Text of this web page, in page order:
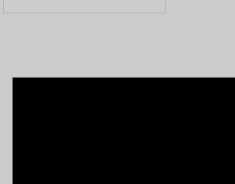
मोबाइल व 22 सिम कार्ड बरामद